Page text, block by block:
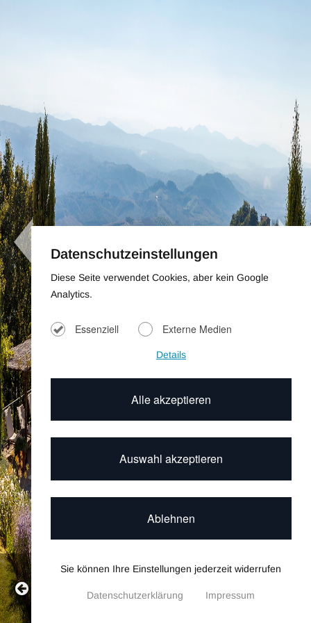
Villa Bocelli
Datenschutzeinstellungen
Diese Seite verwendet Cookies, aber kein Google
Analytics.
Essenziell Externe Medien
Details
Alle akzeptieren
Auswahl akzeptieren
Ablehnen
Sie können Ihre Einstellungen jederzeit widerrufen
Datenschutzerklärung Impressum